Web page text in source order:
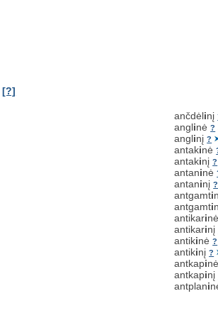
[?]
ančdėlinį
anglinė?
anglinį?
antakinė
antakinį?
antaninė
antaninį?
antgamti
antgamti
antikari
antikarinį
antikinė?
antikinį?
antkapi
antkapinį
antplani